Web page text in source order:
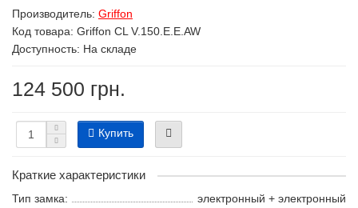
Производитель: Griffon
Код товара: Griffon CL V.150.E.E.AW
Доступность: На складе
124 500 грн.
Купить
Краткие характеристики
Тип замка:
электронный + электронный